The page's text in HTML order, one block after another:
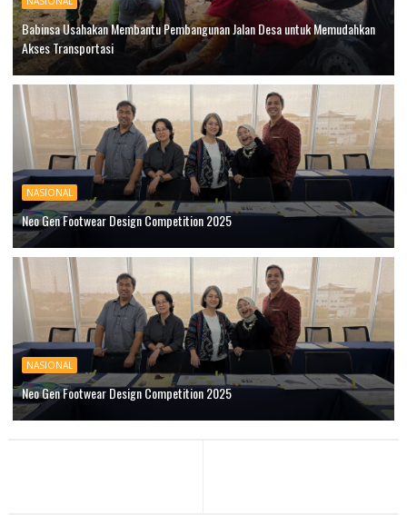
Babinsa Usahakan Membantu Pembangunan Jalan Desa untuk Memudahkan
Akses Transportasi
NASIONAL
Neo Gen Footwear Design Competition 2025
NASIONAL
Neo Gen Footwear Design Competition 2025